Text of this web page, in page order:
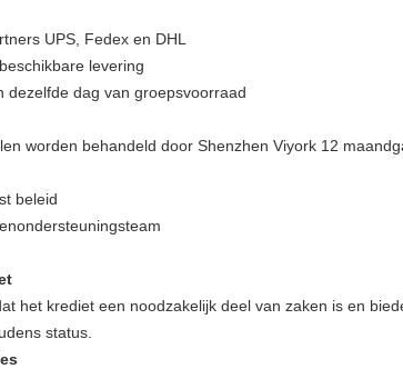
UPS, Fedex en DHL
levering
dezelfde dag van groepsvoorraad
worden behandeld door Shenzhen Viyork 12
beleid
het krediet een noodzakelijk deel van zaken is en
status.